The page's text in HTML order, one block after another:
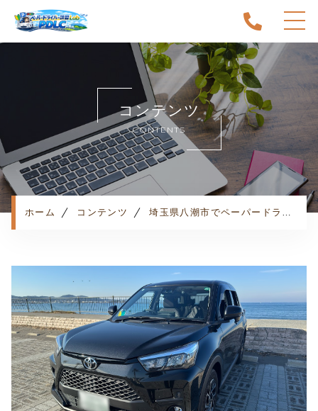
ホーム
当スクールについて
キャンペーン
料金表・コース
出張エリア
予約状況
コンテンツ
利用規約
プライバシーポリシー
コンテンツ
CONTENTS
ホーム コンテンツ 埼玉県八潮市でペーパードライバー講習をお探しならココ！